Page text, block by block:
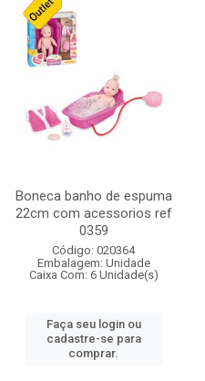
Boneca banho de espuma
22cm com acessorios ref
0359
Código: 020364
Embalagem: Unidade
Caixa Com: 6 Unidade(s)
Faça seu login ou
cadastre-se para
comprar.